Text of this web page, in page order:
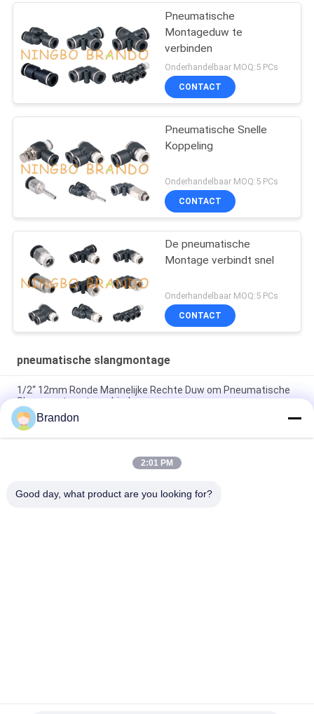
Pneumatische
Montageduw te
verbinden
Onderhandelbaar MOQ:5 PCs
CONTACT
Pneumatische Snelle
Koppeling
Onderhandelbaar MOQ:5 PCs
CONTACT
De pneumatische
Montage verbindt snel
Onderhandelbaar MOQ:5 PCs
CONTACT
pneumatische slangmontage
1/2“ 12mm Ronde Mannelijke Rechte Duw om Pneumatische
Slangmontage te verbinden
1/2“ 12mm PC12 Mannelijke Rechte Duw om Plastic
Pneumatische Slangmontage te verbinden
SK-30 SEISHIN Type Pneumatische luchtknoop voor hopper
Brandon
2:01 PM
Good day, what product are you looking for?